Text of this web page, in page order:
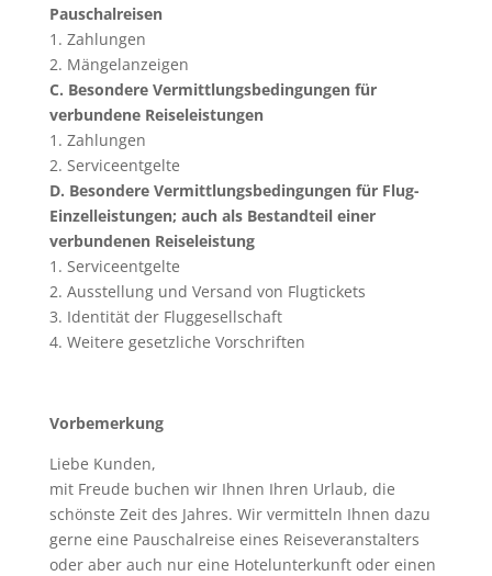
Pauschalreisen
1. Zahlungen
2. Mängelanzeigen
C. Besondere Vermittlungsbedingungen für
verbundene Reiseleistungen
1. Zahlungen
2. Serviceentgelte
D. Besondere Vermittlungsbedingungen für Flug-
Einzelleistungen; auch als Bestandteil einer
verbundenen Reiseleistung
1. Serviceentgelte
2. Ausstellung und Versand von Flugtickets
3. Identität der Fluggesellschaft
4. Weitere gesetzliche Vorschriften
Vorbemerkung
Liebe Kunden,
mit Freude buchen wir Ihnen Ihren Urlaub, die
schönste Zeit des Jahres. Wir vermitteln Ihnen dazu
gerne eine Pauschalreise eines Reiseveranstalters
oder aber auch nur eine Hotelunterkunft oder einen